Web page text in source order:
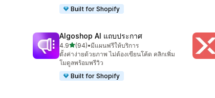
Built for Shopify
Algoshop AI แถบประกาศ
4.9เต็ม 5 ดาว
(94)
ทั้งหมด 94 รีวิว
•มีแผนฟรีให้บริการ
ตั้งค่าง่ายด้วยภาพ ไม่ต้องเขียนโค้ด คลิกเพิ่ม
โมดูลพร้อมพรีวิว
Built for Shopify